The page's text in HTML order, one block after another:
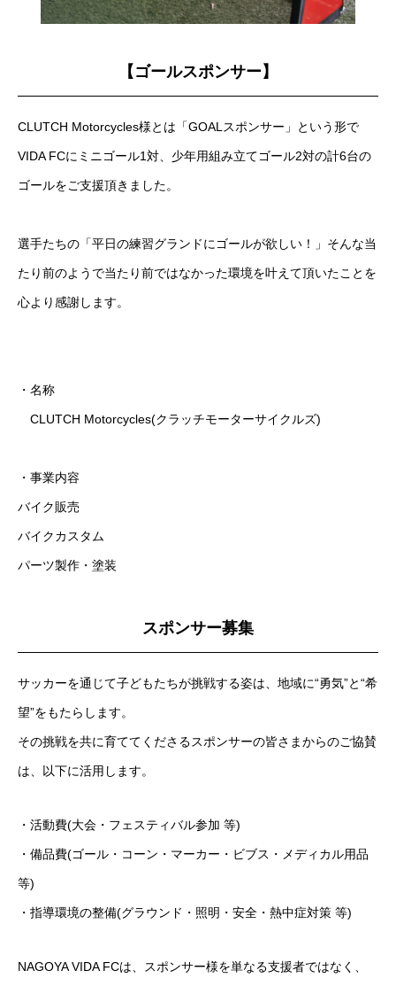
【ゴールスポンサー】
CLUTCH Motorcycles様とは「GOALスポンサー」という形で
VIDA FCにミニゴール1対、少年用組み立てゴール2対の計6台の
ゴールをご支援頂きました。
選手たちの「平日の練習グランドにゴールが欲しい！」そんな当
たり前のようで当たり前ではなかった環境を叶えて頂いたことを
心より感謝します。
・名称
CLUTCH Motorcycles(クラッチモーターサイクルズ)
・事業内容
バイク販売
バイクカスタム
パーツ製作・塗装
スポンサー募集
サッカーを通じて子どもたちが挑戦する姿は、地域に“勇気”と“希
望”をもたらします。
その挑戦を共に育ててくださるスポンサーの皆さまからのご協賛
は、以下に活用します。
・活動費(大会・フェスティバル参加 等)
・備品費(ゴール・コーン・マーカー・ビブス・メディカル用品
等)
・指導環境の整備(グラウンド・照明・安全・熱中症対策 等)
NAGOYA VIDA FCは、スポンサー様を単なる支援者ではなく、